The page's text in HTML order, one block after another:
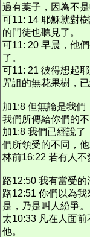
過有葉子，因為不是
可11: 14 耶穌就對
的門徒也聽見了。
可11: 20 早晨，他
了。
可11: 21 彼得想起
咒詛的無花果樹，已
加1:8 但無論是我們
我們所傳給你們的
加1:8 我們已經說了
們所領受的不同，他
林前16:22 若有人不
路12:50 我有當受
路12:51 你們以為
是，乃是叫人紛爭。
太10:33 凡在人面
他。